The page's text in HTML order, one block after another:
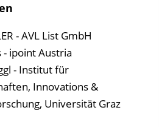
- AVL List GmbH
- ipoint Austria
- Institut für
Innovations &
Universität Graz